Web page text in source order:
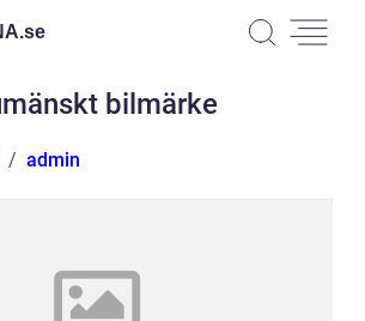
se
bilmärke
admin